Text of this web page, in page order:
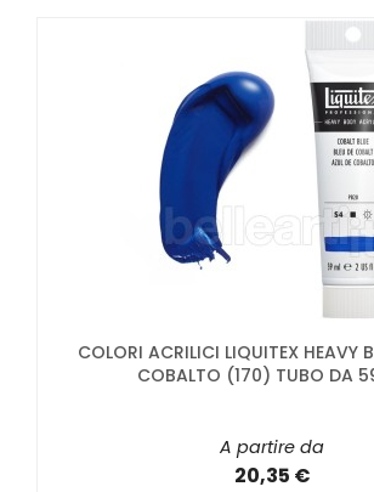
COLORI ACRILICI LIQUITEX HEAVY
COBALTO (170) TUBO DA
A partire da
20,35 €